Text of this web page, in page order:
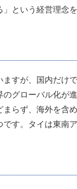
という経営理念
すが、国内だけで
グローバル化が
らず、海外を含
す。タイは東南